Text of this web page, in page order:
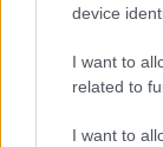
device
I want to
related to
I want to
Tamara Molinaro
Facebook